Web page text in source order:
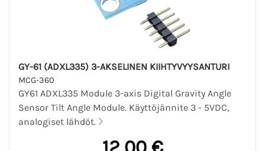
GY-61 (ADXL335) 3-AKSELINEN KIIHTYVYYSANTURI
MCG-360
GY61 ADXL335 Module 3-axis Digital Gravity Angle
Sensor Tilt Angle Module. Käyttöjännite 3 - 5VDC,
analogiset lähdöt.